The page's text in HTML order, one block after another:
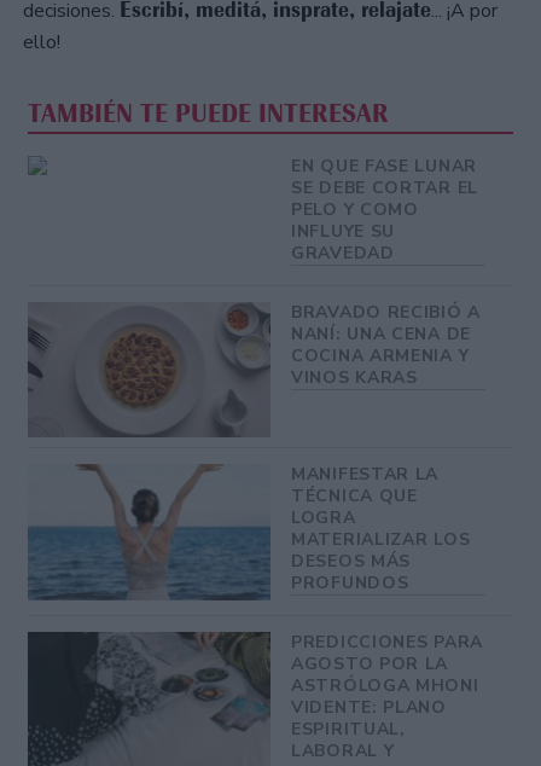
decisiones. Escribí, meditá, insprate, relajate... ¡A por
ello!
TAMBIÉN TE PUEDE INTERESAR
EN QUE FASE LUNAR
SE DEBE CORTAR EL
PELO Y COMO
INFLUYE SU
GRAVEDAD
BRAVADO RECIBIÓ A
NANÍ: UNA CENA DE
COCINA ARMENIA Y
VINOS KARAS
MANIFESTAR LA
TÉCNICA QUE
LOGRA
MATERIALIZAR LOS
DESEOS MÁS
PROFUNDOS
PREDICCIONES PARA
AGOSTO POR LA
ASTRÓLOGA MHONI
VIDENTE: PLANO
ESPIRITUAL,
LABORAL Y